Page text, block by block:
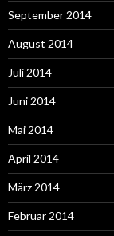
September 2014
August 2014
Juli 2014
Juni 2014
Mai 2014
April 2014
März 2014
Februar 2014